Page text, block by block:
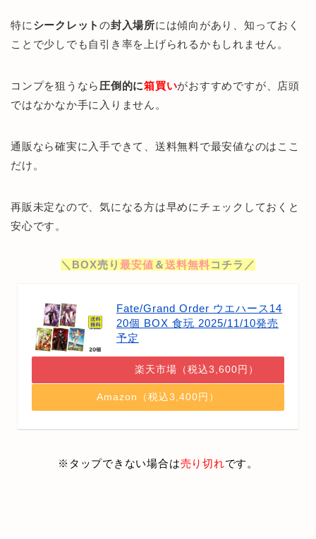
特に シークレットの封入場所には傾向があり、知っておく
ことで少しでも自引き率を上げられるかもしれません。
コンプを狙うなら 圧倒的に箱買いがおすすめですが、店頭
ではなかなか手に入りません。
通販なら確実に入手できて、送料無料で最安値なのはここ
だけ。
再販未定なので、気になる方は早めにチェックしておくと
安心です。
＼BOX売り 最安値 ＆送料無料コチラ／
Fate/Grand Order ウエハース14
20個 BOX 食玩 2025/11/10発売
予定
楽天市場（税込3,600円）
Amazon（税込3,400円）
※タップできない場合は売り切れです。